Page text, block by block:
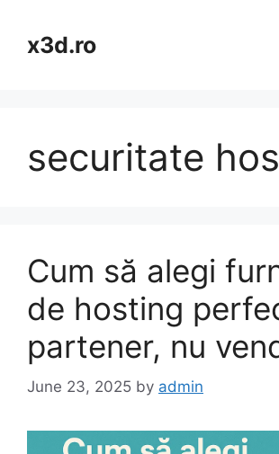
contentx3d.ro
securitate
Cum să alegi
de hosting
partener, nu
June 23, 2025 by admin